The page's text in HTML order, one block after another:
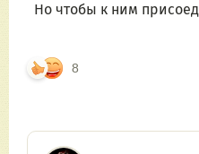
Но чтобы к ним
8